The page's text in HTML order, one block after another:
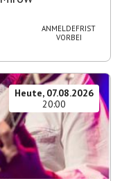
ANMELDEFRIST
VORBEI
Heute, 07.08.2026
20:00